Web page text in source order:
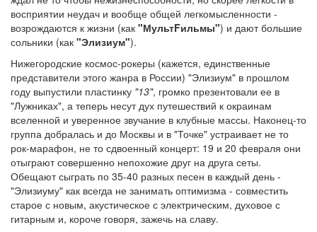
восприятии неудач и вообще общей легкомысленности -
возрождаются к жизни (как "МультFильмы") и дают большие
сольники (как "Элизиум").
Нижегородские космос-рокеры (кажется, единственные
представители этого жанра в России) "Элизиум" в прошлом
году выпустили пластинку "13", громко презентовали ее в
"Лужниках", а теперь несут дух путешествий к окраинам
вселенной и уверенное звучание в клубные массы. Наконец-то
группа добралась и до Москвы и в "Точке" устраивает не то
рок-марафон, не то сдвоенный концерт: 19 и 20 февраля они
отыграют совершенно непохожие друг на друга сеты.
Обещают сыграть по 35-40 разных песен в каждый день -
"Элизиуму" как всегда не занимать оптимизма - совместить
старое с новым, акустическое с электрическим, духовое с
гитарным и, короче говоря, зажечь на славу.